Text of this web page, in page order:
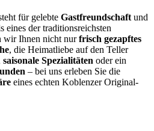
für gelebte Gastfreundschaft und
eines der traditionsreichsten
wir Ihnen nicht nurfrisch gezapftes
, die Heimatliebe auf den Teller
saisonale Spezialitäten oder ein
– bei uns erleben Sie die
eines echten Koblenzer Original-